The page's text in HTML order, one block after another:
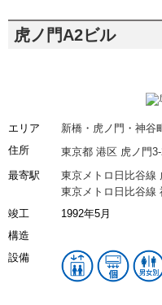
虎ノ門A2ビル
エリア
新橋・虎ノ門・神谷
住所
東京都 港区 虎ノ門
最寄駅 東京メトロ日比谷線
東京メトロ日比谷線
竣工
1992年5月
構造
設備